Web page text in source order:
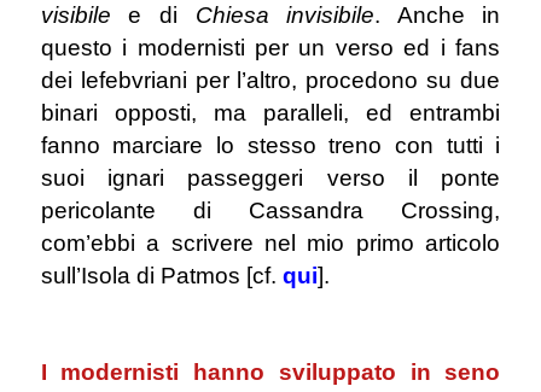
visibile e di Chiesa invisibile. Anche in
questo i modernisti per un verso ed i fans
dei lefebvriani per l’altro, procedono su due
binari opposti, ma paralleli, ed entrambi
fanno marciare lo stesso treno con tutti i
suoi ignari passeggeri verso il ponte
pericolante di Cassandra Crossing,
com’ebbi a scrivere nel mio primo articolo
sull’Isola di Patmos [cf. qui].
I modernisti hanno sviluppato in seno